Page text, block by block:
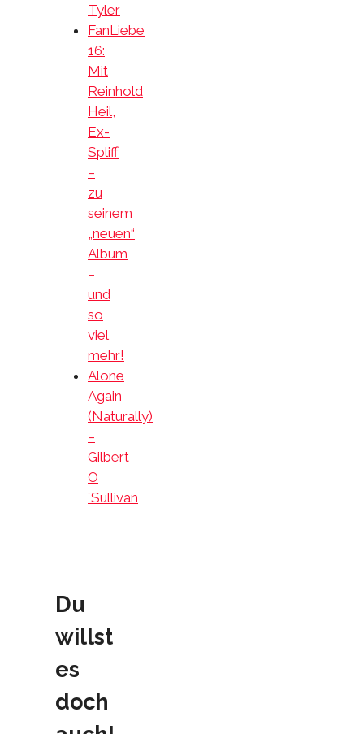
Tyler
FanLiebe
16:
Mit
Reinhold
Heil,
Ex-
Spliff
–
zu
seinem
„neuen“
Album
–
und
so
viel
mehr!
Alone
Again
(Naturally)
–
Gilbert
O
´Sullivan
Du
willst
es
doch